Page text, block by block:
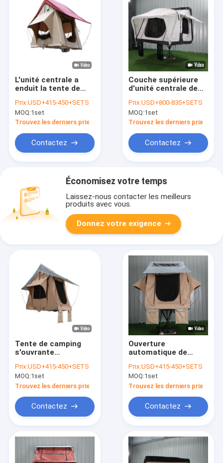
L'unité centrale a
enduit la tente de
de toit de 3000mm,
camion dur de Shell
Roof Top Tent For
Prix:USD+415-450+SETS
MOQ:1set
Trouvez les derniers prix
Contactez
Couche supérieure
d'unité centrale de
automatique rapide
de 2 ou 3 personnes
Prix:USD+800-835+SETS
MOQ:1set
Trouvez les derniers prix
Contactez
Économisez votre temps
Laissez-nous contacter les meilleurs
produits avec vous.
Donnez votre exigence
Tente de camping
s'ouvrante
de dessus de toit,
tente de dessus de
toit de camion pick-
up
Prix:USD+415-450+SETS
MOQ:1set
Trouvez les derniers prix
Contactez
Ouverture
automatique de
imperméable de toit
de camion d'OEM
Prix:USD+415-450+SETS
MOQ:1set
Trouvez les derniers prix
Contactez